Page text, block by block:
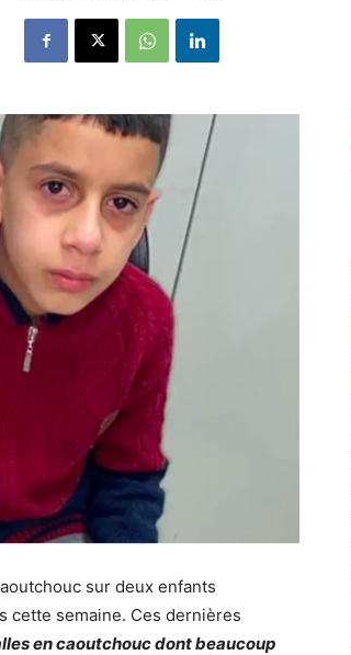
sur deux enfants
cette semaine. Ces dernières
en caoutchouc dont beaucoup